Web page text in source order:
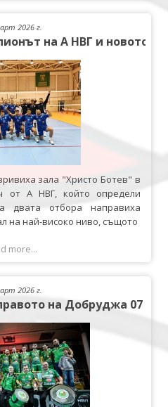
2026 г.
на А НВГ и новото
зала "Христо Ботев" в
от А НВГ, който определи
двата отбора направиха
на най-високо ниво, същото
more...
2026 г.
на Добруджа 07 да